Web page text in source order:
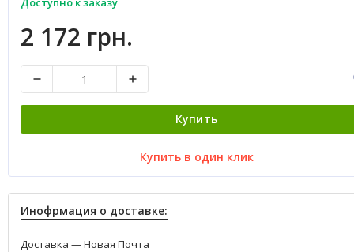
2 172 грн.
Купить
Купить в один клик
Инофрмация о доставке:
Доставка — Новая Почта